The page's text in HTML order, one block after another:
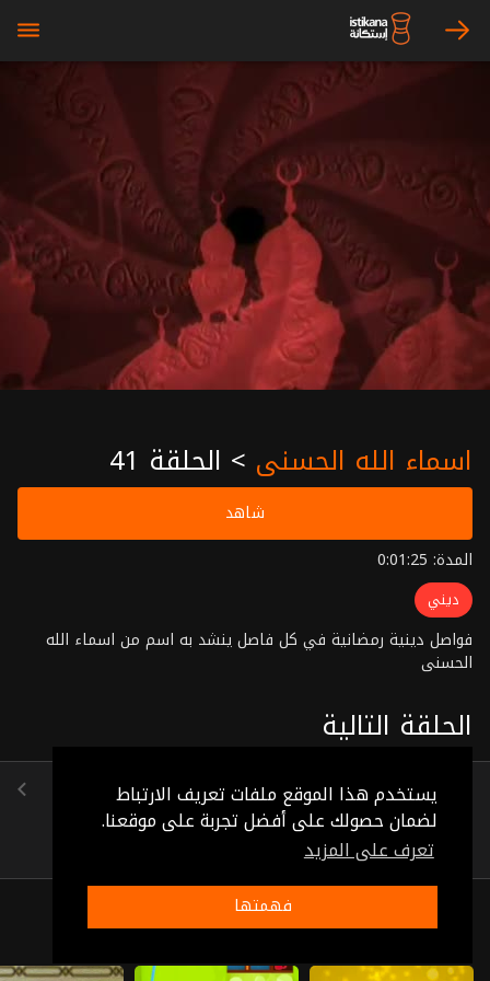
يستخدم هذا الموقع ملفات تعريف الارتباط
لضمان حصولك على أفضل تجربة على موقعنا.
تعرف على المزيد
فهمتها
arrow_right
bars
اسماء الله الحسنى > الحلقة 41
شاهد
المدة: 0:01:25
ديني
فواصل دينية رمضانية في كل فاصل ينشد به اسم من اسماء الله
الحسنى
الحلقة التالية
الحلقة 42
(0:01:59)
ذات صلة